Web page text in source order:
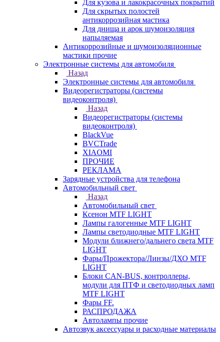
Для кузова и лакокрасочных покрытий
Для скрытых полостей
антикоррозийная мастика
Для днища и арок шумоизоляция
напыляемая
Антикоррозийные и шумоизоляционные
мастики прочие
Электронные системы для автомобиля
Назад
Электронные системы для автомобиля
Видеорегистраторы (системы
видеоконтроля)
Назад
Видеорегистраторы (системы
видеоконтроля)
BlackVue
BVCTrade
XIAOMI
ПРОЧИЕ
РЕКЛАМА
Зарядные устройства для телефона
Автомобильный свет
Назад
Автомобильный свет
Ксенон MTF LIGHT
Лампы галогенные MTF LIGHT
Лампы светодиодные MTF LIGHT
Модули ближнего/дальнего света MTF
LIGHT
Фары/Прожектора/Линзы/ДХО MTF
LIGHT
Блоки CAN-BUS, контроллеры,
модули для ПТФ и светодиодных ламп
MTF LIGHT
Фары FF.
РАСПРОДАЖА
Автолампы прочие
Автозвук аксессуары и расходные материалы